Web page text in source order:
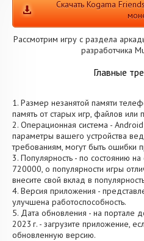
Скачать Kogama
Рассмотрим игру с раздела
разработчика
Главные
1. Размер незанятой памяти
память от старых игр, файлов или
2. Операционная система -
параметры вашего устройства
требованиям, могут быть ошибки
3. Популярность - по состоянию на
720000, о популярности игры
внесите свой вклад в
4. Версия приложения -
улучшена работоспособность.
5. Дата обновления - на портале
2023 г. - загрузите приложение,
обновленную версию.